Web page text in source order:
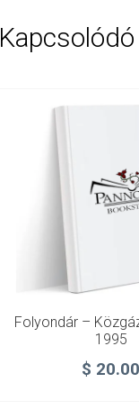
Folyondár –
1995
$ 20.00